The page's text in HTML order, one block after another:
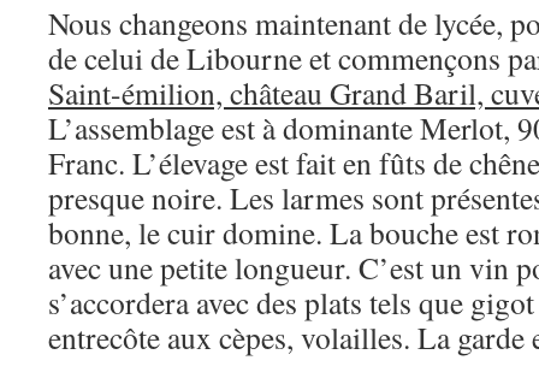
Nous changeons maintenant de lycée,
de celui de Libourne et commençons
Saint-émilion, château Grand Baril,
L’assemblage est à dominante Merlot,
Franc. L’élevage est fait en fûts de
presque noire. Les larmes sont
bonne, le cuir domine. La bouche est
avec une petite longueur. C’est un vin
s’accordera avec des plats tels que
entrecôte aux cèpes, volailles. La garde